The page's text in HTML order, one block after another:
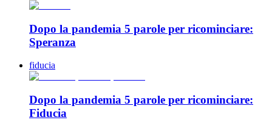
Dopo la pandemia 5 parole per ricominciare:
Speranza
fiducia
Dopo la pandemia 5 parole per ricominciare:
Fiducia